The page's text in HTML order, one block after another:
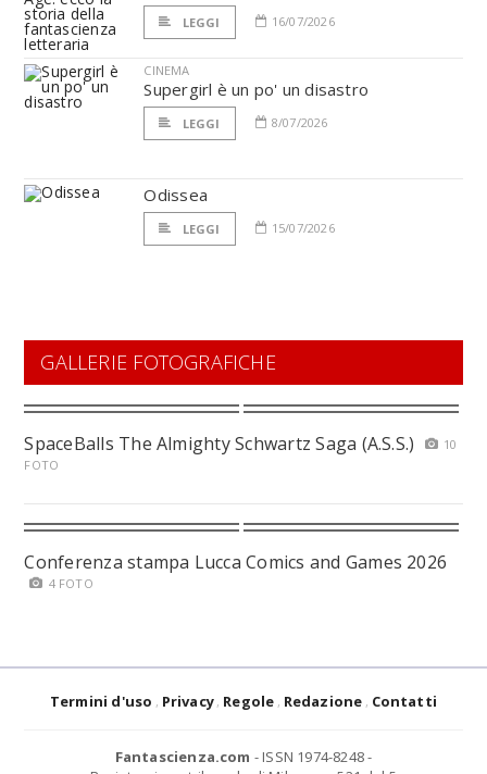
LEGGI 16/07/2026
CINEMA
Supergirl è un po' un disastro
LEGGI 8/07/2026
Odissea
LEGGI 15/07/2026
GALLERIE FOTOGRAFICHE
SpaceBalls The Almighty Schwartz Saga (A.S.S.)
10
FOTO
Conferenza stampa Lucca Comics and Games 2026
4 FOTO
Termini d'uso Privacy Regole Redazione Contatti
Fantascienza.com - ISSN 1974-8248 -